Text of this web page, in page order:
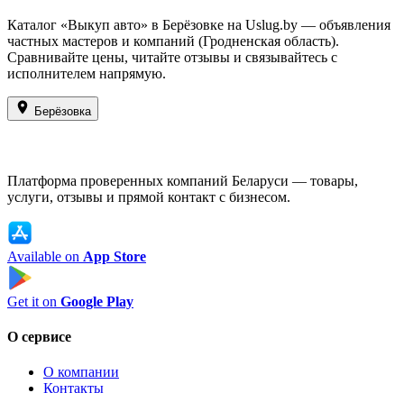
Каталог «Выкуп авто» в Берёзовке на Uslug.by — объявления
частных мастеров и компаний (Гродненская область).
Сравнивайте цены, читайте отзывы и связывайтесь с
исполнителем напрямую.
Берёзовка
Платформа проверенных компаний Беларуси — товары,
услуги, отзывы и прямой контакт с бизнесом.
Available on App Store
Get it on Google Play
О сервисе
О компании
Контакты